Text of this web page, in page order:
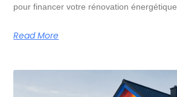
pour financer votre rénovation énergétique.
Read More